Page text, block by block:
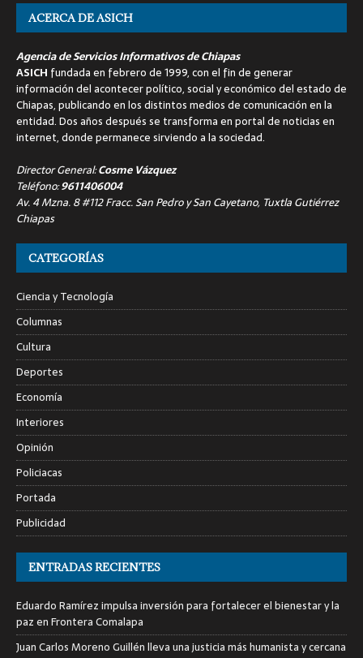
ACERCA DE ASICH
Agencia de Servicios Informativos de Chiapas
ASICH fundada en febrero de 1999, con el fin de generar
información del acontecer político, social y económico del estado de
Chiapas, publicando en los distintos medios de comunicación en la
entidad. Dos años después se transforma en portal de noticias en
internet, donde permanece sirviendo a la sociedad.
Director General:Cosme Vázquez
Teléfono:9611406004
Av. 4 Mzna. 8 #112 Fracc. San Pedro y San Cayetano, Tuxtla Gutiérrez
Chiapas
CATEGORÍAS
Ciencia y Tecnología
Columnas
Cultura
Deportes
Economía
Interiores
Opinión
Policiacas
Portada
Publicidad
ENTRADAS RECIENTES
Eduardo Ramírez impulsa inversión para fortalecer el bienestar y la
paz en Frontera Comalapa
Juan Carlos Moreno Guillén lleva una justicia más humanista y cercana